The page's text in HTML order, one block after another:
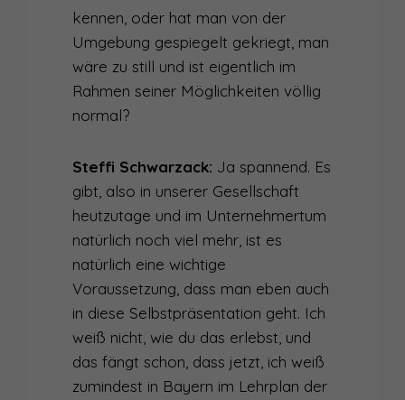
kennen, oder hat man von der
Umgebung gespiegelt gekriegt, man
wäre zu still und ist eigentlich im
Rahmen seiner Möglichkeiten völlig
normal?
Steffi Schwarzack: Ja spannend. Es
gibt, also in unserer Gesellschaft
heutzutage und im Unternehmertum
natürlich noch viel mehr, ist es
natürlich eine wichtige
Voraussetzung, dass man eben auch
in diese Selbstpräsentation geht. Ich
weiß nicht, wie du das erlebst, und
das fängt schon, dass jetzt, ich weiß
zumindest in Bayern im Lehrplan der